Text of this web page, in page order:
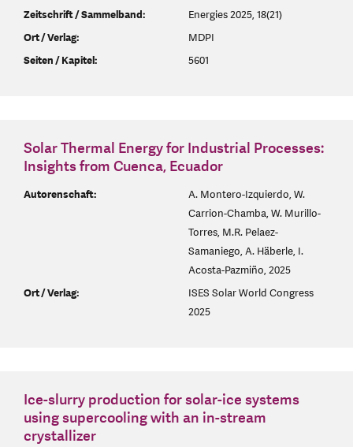
Zeitschrift / Sammelband:
Energies 2025, 18(21)
Ort / Verlag:
MDPI
Seiten / Kapitel:
5601
Solar Thermal Energy for Industrial Processes:
Insights from Cuenca, Ecuador
Autorenschaft:
A. Montero-Izquierdo, W.
Carrion-Chamba, W. Murillo-
Torres, M.R. Pelaez-
Samaniego, A. Häberle, I.
Acosta-Pazmiño, 2025
Ort / Verlag:
ISES Solar World Congress
2025
Ice-slurry production for solar-ice systems
using supercooling with an in-stream
crystallizer